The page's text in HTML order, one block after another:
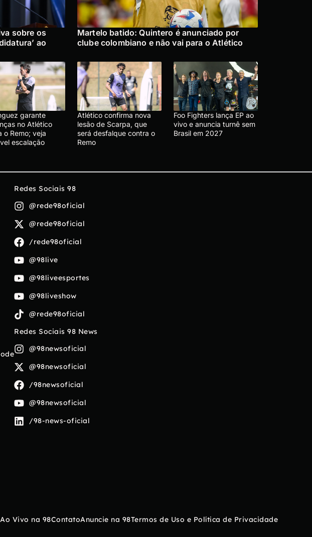
sobre os
ao
Martelo batido: Quintero é anunciado por
clube colombiano e não vai para o Atlético
garante
no Atlético
o Remo; veja
escalação
Atlético confirma nova
lesão de Scarpa, que
será desfalque contra o
Remo
Foo Fighters lança EP ao
vivo e anuncia turnê sem
Brasil em 2027
Redes Sociais 98
@rede98oficial
@rede98oficial
/rede98oficial
@98live
@98liveesportes
@98liveshow
@rede98oficial
Redes Sociais 98 News
@98newsoficial
@98newsoficial
/98newsoficial
@98newsoficial
/98-news-oficial
Ao Vivo na 98ContatoAnuncie na 98Termos de Uso e Política de Privacidade